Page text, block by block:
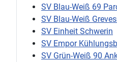
SV Blau-Weiß 69
SV Blau-Weiß
SV Einheit Schwerin
SV Empor
SV Grün-Weiß 90